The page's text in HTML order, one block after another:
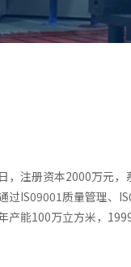
注册资本2000万元，
过IS09001质量管理、
产能100万立方米，